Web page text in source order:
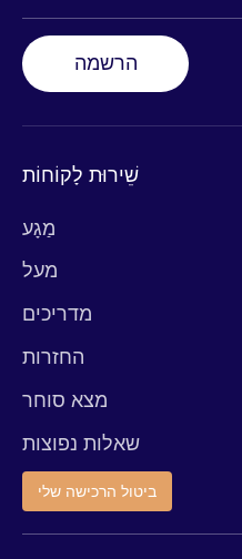
הרשמה
שֵׁירוּת לָקוֹחוֹת
מַגָע
מעל
מדריכים
החזרות
מצא סוחר
שאלות נפוצות
ביטול הרכישה שלי